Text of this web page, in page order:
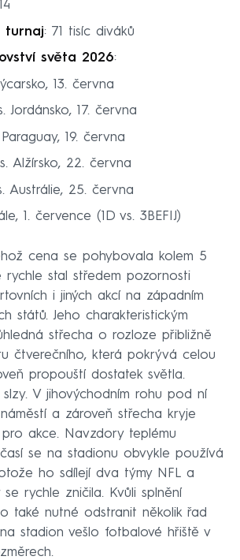
turnaj: 71 tisíc diváků
světa 2026:
13. června
Jordánsko, 17. června
19. června
Alžírsko, 22. června
Austrálie, 25. června
1. července (1D vs. 3BEFIJ)
cena se pohybovala kolem 5
rychle stal středem pozornosti
i jiných akcí na západním
států. Jeho charakteristickým
střecha o rozloze přibližně
čtverečního, která pokrývá celou
propouští dostatek světla.
V jihovýchodním rohu pod ní
a zároveň střecha kryje
akce. Navzdory teplému
se na stadionu obvykle používá
ho sdílejí dva týmy NFL a
rychle zničila. Kvůli splnění
také nutné odstranit několik řad
stadion vešlo fotbalové hřiště v